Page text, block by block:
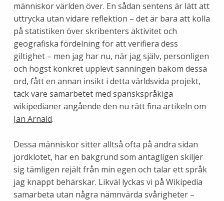
människor världen över. En sådan sentens är lätt att
uttrycka utan vidare reflektion – det är bara att kolla
på statistiken över skribenters aktivitet och
geografiska fördelning för att verifiera dess
giltighet – men jag har nu, när jag själv, personligen
och högst konkret upplevt sanningen bakom dessa
ord, fått en annan insikt i detta världsvida projekt,
tack vare samarbetet med spanskspråkiga
wikipedianer angående den nu rätt fina artikeln om
Jan Arnald.
Dessa människor sitter alltså ofta på andra sidan
jordklotet, har en bakgrund som antagligen skiljer
sig tämligen rejält från min egen och talar ett språk
jag knappt behärskar. Likväl lyckas vi på Wikipedia
samarbeta utan några nämnvärda svårigheter –